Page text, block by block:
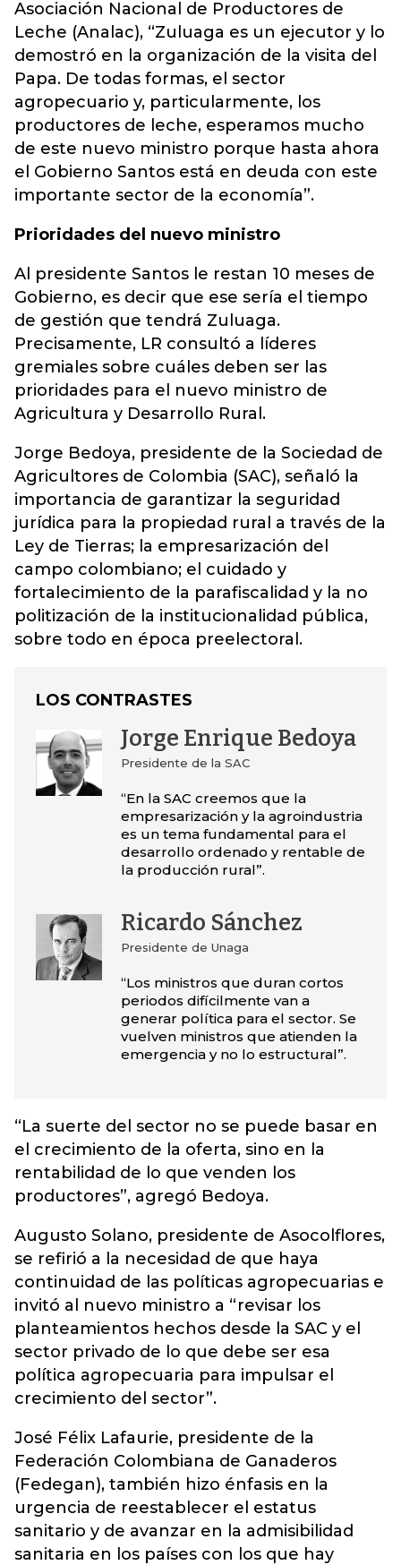
Asociación Nacional de Productores de
Leche (Analac), “Zuluaga es un ejecutor y lo
demostró en la organización de la visita del
Papa. De todas formas, el sector
agropecuario y, particularmente, los
productores de leche, esperamos mucho
de este nuevo ministro porque hasta ahora
el Gobierno Santos está en deuda con este
importante sector de la economía”.
Prioridades del nuevo ministro
Al presidente Santos le restan 10 meses de
Gobierno, es decir que ese sería el tiempo
de gestión que tendrá Zuluaga.
Precisamente, LR consultó a líderes
gremiales sobre cuáles deben ser las
prioridades para el nuevo ministro de
Agricultura y Desarrollo Rural.
Jorge Bedoya, presidente de la Sociedad de
Agricultores de Colombia (SAC), señaló la
importancia de garantizar la seguridad
jurídica para la propiedad rural a través de la
Ley de Tierras; la empresarización del
campo colombiano; el cuidado y
fortalecimiento de la parafiscalidad y la no
politización de la institucionalidad pública,
sobre todo en época preelectoral.
LOS CONTRASTES
Jorge Enrique Bedoya
Presidente de la SAC
“En la SAC creemos que la
empresarización y la agroindustria
es un tema fundamental para el
desarrollo ordenado y rentable de
la producción rural”.
Ricardo Sánchez
Presidente de Unaga
“Los ministros que duran cortos
periodos difícilmente van a
generar política para el sector. Se
vuelven ministros que atienden la
emergencia y no lo estructural”.
“La suerte del sector no se puede basar en
el crecimiento de la oferta, sino en la
rentabilidad de lo que venden los
productores”, agregó Bedoya.
Augusto Solano, presidente de Asocolflores,
se refirió a la necesidad de que haya
continuidad de las políticas agropecuarias e
invitó al nuevo ministro a “revisar los
planteamientos hechos desde la SAC y el
sector privado de lo que debe ser esa
política agropecuaria para impulsar el
crecimiento del sector”.
José Félix Lafaurie, presidente de la
Federación Colombiana de Ganaderos
(Fedegan), también hizo énfasis en la
urgencia de reestablecer el estatus
sanitario y de avanzar en la admisibilidad
sanitaria en los países con los que hay